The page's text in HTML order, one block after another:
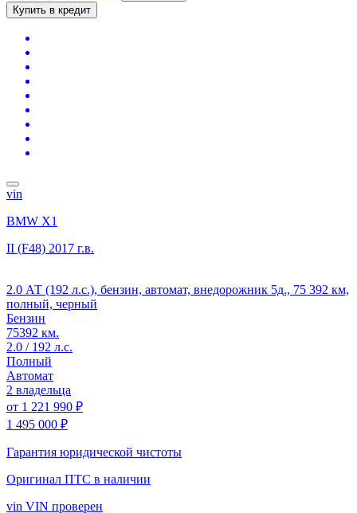
Купить в кредит
vin
BMW X1
II (F48) 2017 г.в.
2.0 АТ (192 л.с.), бензин, автомат, внедорожник 5д., 75 392 км,
полный, черный
Бензин
75392 км.
2.0 / 192 л.с.
Полный
Автомат
2 владельца
от 1 221 990 ₽
1 495 000 ₽
Гарантия юридической чистоты
Оригинал ПТС в наличии
vin VIN проверен